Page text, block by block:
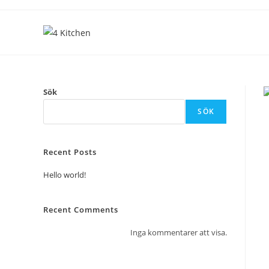
Sök
SÖK
Recent Posts
Hello world!
Recent Comments
Inga kommentarer att visa.